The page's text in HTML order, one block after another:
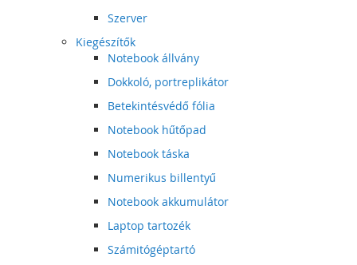
Szerver
Kiegészítők
Notebook állvány
Dokkoló, portreplikátor
Betekintésvédő fólia
Notebook hűtőpad
Notebook táska
Numerikus billentyű
Notebook akkumulátor
Laptop tartozék
Számitógéptartó